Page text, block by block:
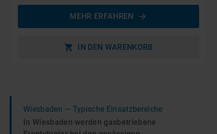
MEHR ERFAHREN
IN DEN WARENKORB
Wiesbaden — Typische Einsatzbereiche
In Wiesbaden werden gasbetriebene